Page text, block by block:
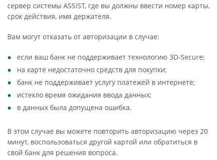
сервер системы ASSIST, где вы должны ввести номер карты,
срок действия, имя держателя.
Вам могут отказать от авторизации в случае:
если ваш банк не поддерживает технологию 3D-Secure;
на карте недостаточно средств для покупки;
банк не поддерживает услугу платежей в интернете;
истекло время ожидания ввода данных;
в данных была допущена ошибка.
В этом случае вы можете повторить авторизацию через 20
минут, воспользоваться другой картой или обратиться в
свой банк для решения вопроса.